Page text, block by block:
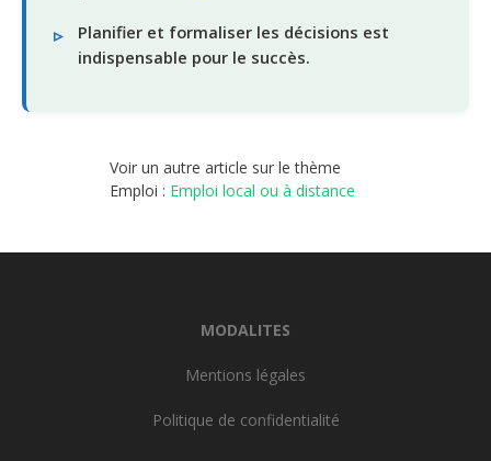
Planifier et formaliser les décisions est
indispensable pour le succès.
Voir un autre article sur le thème
Emploi : Emploi local ou à distance
MODALITES
Mentions légales
Politique de confidentialité